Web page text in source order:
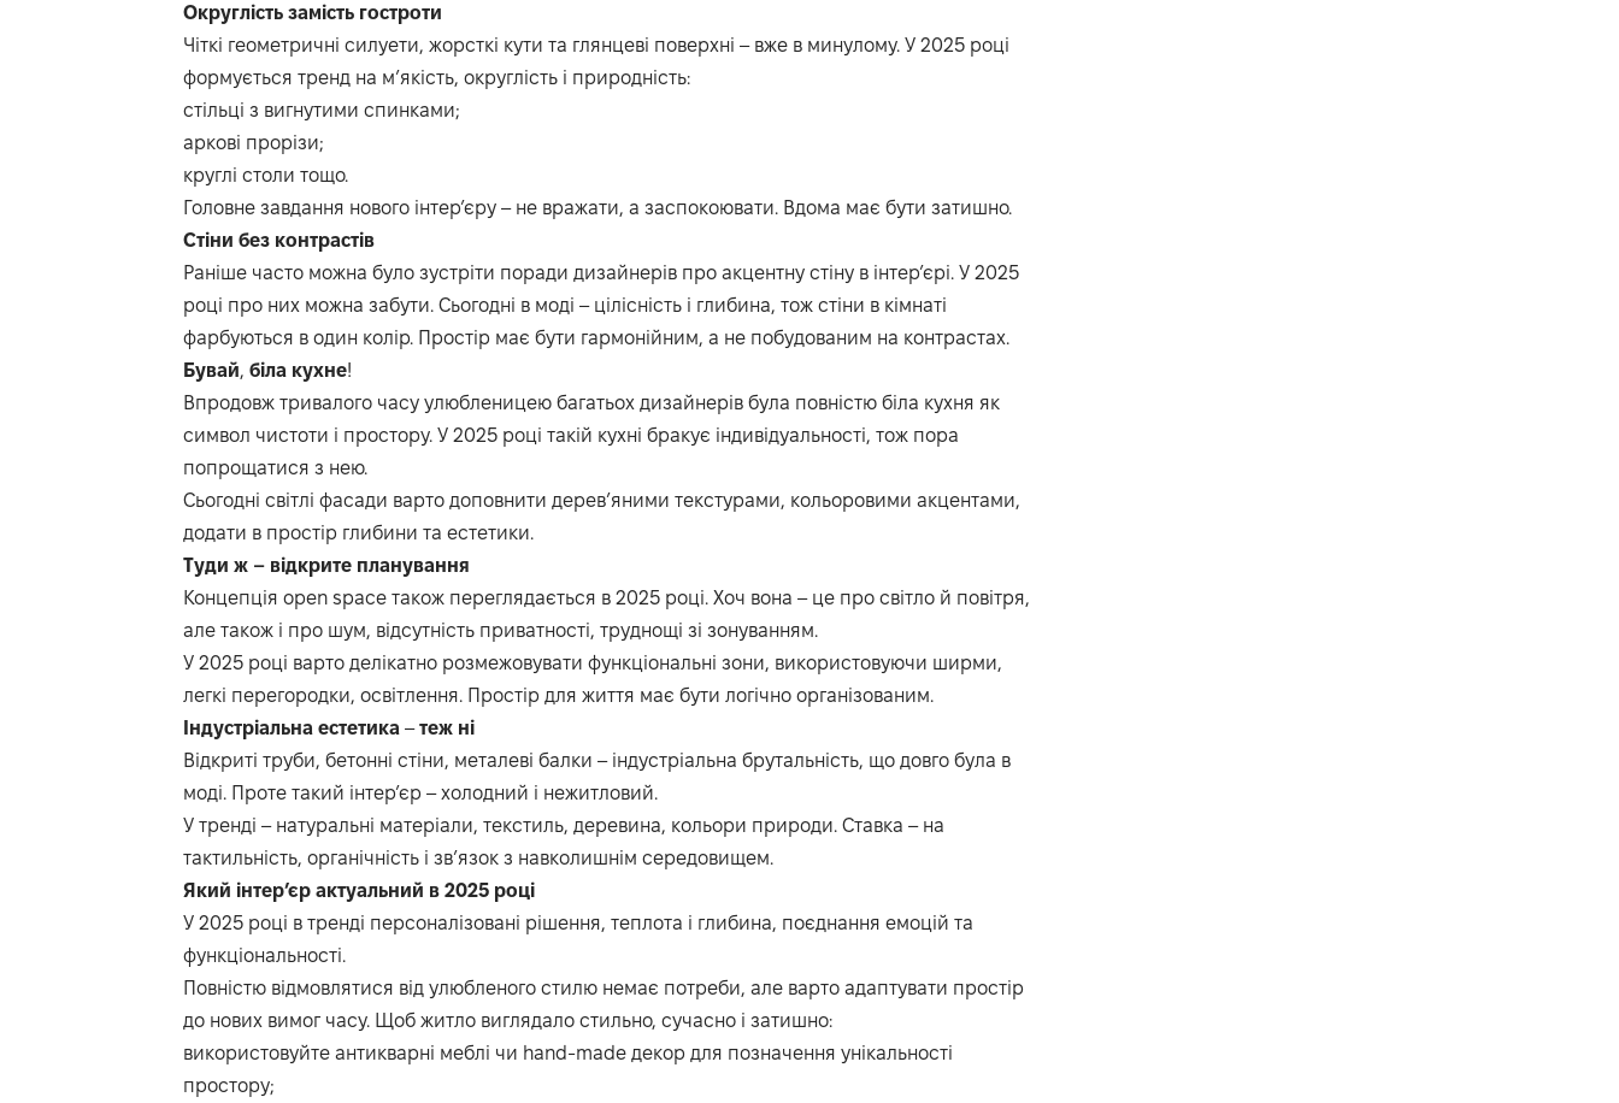
Округлість замість гостроти
Чіткі геометричні силуети, жорсткі кути та глянцеві поверхні – вже в минулому. У 2025 році
формується тренд на м’якість, округлість і природність:
стільці з вигнутими спинками;
аркові прорізи;
круглі столи тощо.
Головне завдання нового інтер’єру – не вражати, а заспокоювати. Вдома має бути затишно.
Стіни без контрастів
Раніше часто можна було зустріти поради дизайнерів про акцентну стіну в інтер’єрі. У 2025
році про них можна забути. Сьогодні в моді – цілісність і глибина, тож стіни в кімнаті
фарбуються в один колір. Простір має бути гармонійним, а не побудованим на контрастах.
Бувай, біла кухне!
Впродовж тривалого часу улюбленицею багатьох дизайнерів була повністю біла кухня як
символ чистоти і простору. У 2025 році такій кухні бракує індивідуальності, тож пора
попрощатися з нею.
Сьогодні світлі фасади варто доповнити дерев’яними текстурами, кольоровими акцентами,
додати в простір глибини та естетики.
Туди ж – відкрите планування
Концепція open space також переглядається в 2025 році. Хоч вона – це про світло й повітря,
але також і про шум, відсутність приватності, труднощі зі зонуванням.
У 2025 році варто делікатно розмежовувати функціональні зони, використовуючи ширми,
легкі перегородки, освітлення. Простір для життя має бути логічно організованим.
Індустріальна естетика –теж ні
Відкриті труби, бетонні стіни, металеві балки – індустріальна брутальність, що довго була в
моді. Проте такий інтер’єр – холодний і нежитловий.
У тренді – натуральні матеріали, текстиль, деревина, кольори природи. Ставка – на
тактильність, органічність і зв’язок з навколишнім середовищем.
Який інтер’єр актуальний в 2025 році
У 2025 році в тренді персоналізовані рішення, теплота і глибина, поєднання емоцій та
функціональності.
Повністю відмовлятися від улюбленого стилю немає потреби, але варто адаптувати простір
до нових вимог часу. Щоб житло виглядало стильно, сучасно і затишно:
використовуйте антикварні меблі чи hand-made декор для позначення унікальності
простору;